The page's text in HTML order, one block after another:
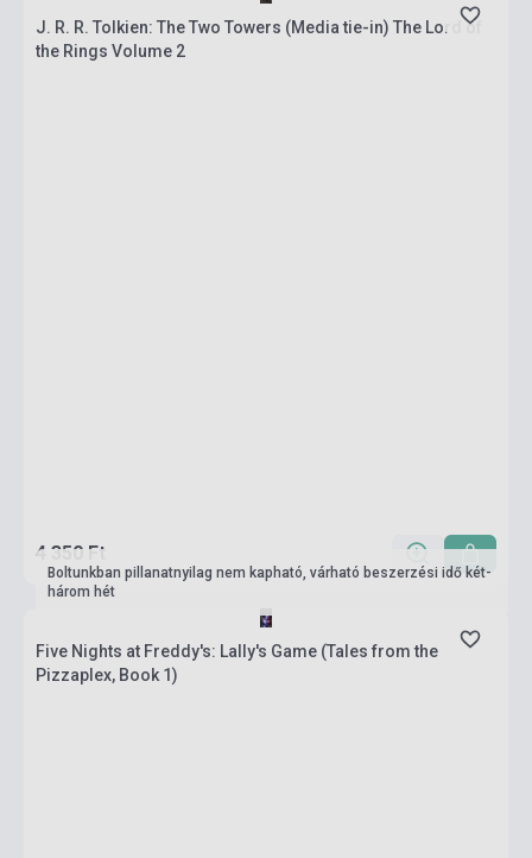
J. R. R. Tolkien: The Two Towers (Media tie-in) The Lord of
the Rings Volume 2
4 350 Ft
Boltunkban pillanatnyilag nem kapható, várható beszerzési idő két-
három hét
Five Nights at Freddy's: Lally's Game (Tales from the
Pizzaplex, Book 1)